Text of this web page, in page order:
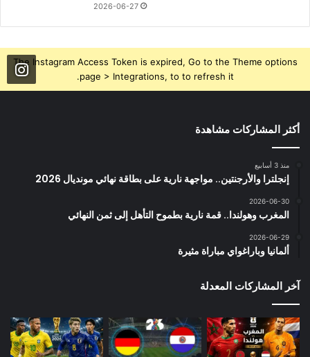
2026-06-27
The Instagram Access Token is expired, Go to the Theme options
page > Integrations, to to refresh it.
أكثر المشاركات مشاهدة
منذ 3 أسابيع
إنجلترا والأرجنتين.. مواجهة نارية على بطاقة نهائي مونديال 2026
2026-06-30
المغرب وهولندا.. قمة نارية بطموح التأهل إلى ثمن النهائي
2026-06-29
ألمانيا وباراغواي مباراة مثيرة
آخر المشاركات المعدلة